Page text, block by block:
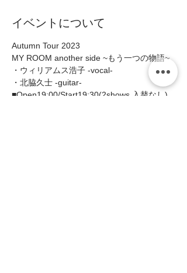
イベントについて
Autumn Tour 2023
MY ROOM another side ~もう一つの物語~
・ウィリアムス浩子 -vocal-
・北脇久士 -guitar-
■Open19:00/Start19:30(2shows 入替なし)